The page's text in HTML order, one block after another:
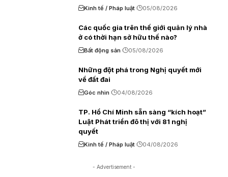
Kinh tế / Pháp luật 05/08/2026
Các quốc gia trên thế giới quản lý nhà
ở có thời hạn sở hữu thế nào?
Bất động sản 05/08/2026
Những đột phá trong Nghị quyết mới
về đất đai
Góc nhìn 04/08/2026
TP. Hồ Chí Minh sẵn sàng “kích hoạt”
Luật Phát triển đô thị với 81 nghị
quyết
Kinh tế / Pháp luật 04/08/2026
- Advertisement -